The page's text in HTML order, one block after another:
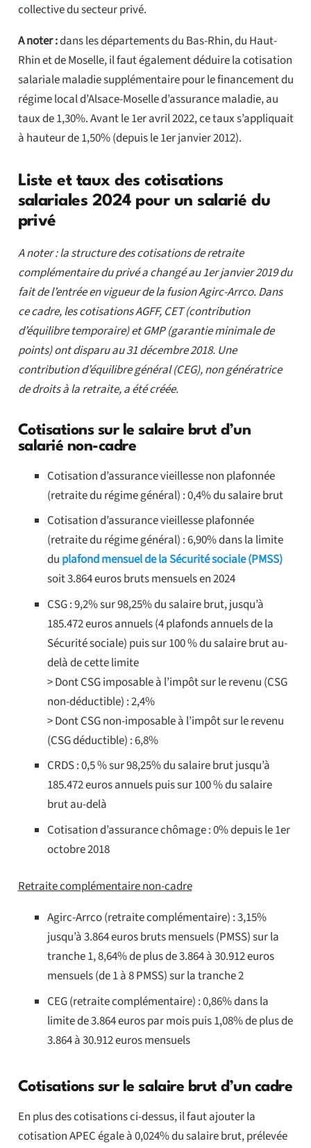
collective du secteur privé.
A noter :dans les départements du Bas-Rhin, du Haut-
Rhin et de Moselle, il faut également déduire la cotisation
salariale maladie supplémentaire pour le financement du
régime local d’Alsace-Moselle d’assurance maladie, au
taux de 1,30%. Avant le 1er avril 2022, ce taux s’appliquait
à hauteur de 1,50% (depuis le 1er janvier 2012).
Liste et taux des cotisations
salariales 2024 pour un salarié du
privé
A noter : la structure des cotisations de retraite
complémentaire du privé a changé au 1er janvier 2019 du
fait de l’entrée en vigueur de la fusion Agirc-Arrco. Dans
ce cadre, les cotisations AGFF, CET (contribution
d’équilibre temporaire) et GMP (garantie minimale de
points) ont disparu au 31 décembre 2018. Une
contribution d’équilibre général (CEG), non génératrice
de droits à la retraite, a été créée.
Cotisations sur le salaire brut d’un
salarié non-cadre
Cotisation d’assurance vieillesse non plafonnée
(retraite du régime général) : 0,4% du salaire brut
Cotisation d’assurance vieillesse plafonnée
(retraite du régime général) : 6,90% dans la limite
du plafond mensuel de la Sécurité sociale (PMSS)
soit 3.864 euros bruts mensuels en 2024
CSG : 9,2% sur 98,25% du salaire brut, jusqu’à
185.472 euros annuels (4 plafonds annuels de la
Sécurité sociale) puis sur 100 % du salaire brut au-
delà de cette limite
> Dont CSG imposable à l’impôt sur le revenu (CSG
non-déductible) : 2,4%
> Dont CSG non-imposable à l’impôt sur le revenu
(CSG déductible) : 6,8%
CRDS : 0,5 % sur 98,25% du salaire brut jusqu’à
185.472 euros annuels puis sur 100 % du salaire
brut au-delà
Cotisation d’assurance chômage : 0% depuis le 1er
octobre 2018
Retraite complémentaire non-cadre
Agirc-Arrco (retraite complémentaire) : 3,15%
jusqu’à 3.864 euros bruts mensuels (PMSS) sur la
tranche 1, 8,64% de plus de 3.864 à 30.912 euros
mensuels (de 1 à 8 PMSS) sur la tranche 2
CEG (retraite complémentaire) : 0,86% dans la
limite de 3.864 euros par mois puis 1,08% de plus de
3.864 à 30.912 euros mensuels
Cotisations sur le salaire brut d’un cadre
En plus des cotisations ci-dessus, il faut ajouter la
cotisation APEC égale à 0,024% du salaire brut, prélevée